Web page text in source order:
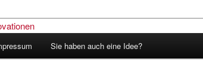
Schweizer Magazin
Sie haben auch eine Idee?